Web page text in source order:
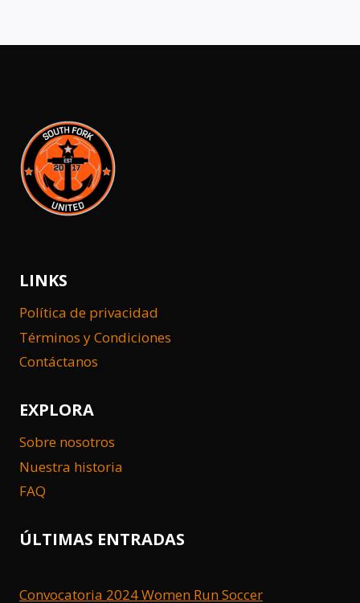
LINKS
Política de privacidad
Términos y Condiciones
Contáctanos
EXPLORA
Sobre nosotros
Nuestra historia
FAQ
ÚLTIMAS ENTRADAS
Convocatoria 2024 Women Run Soccer